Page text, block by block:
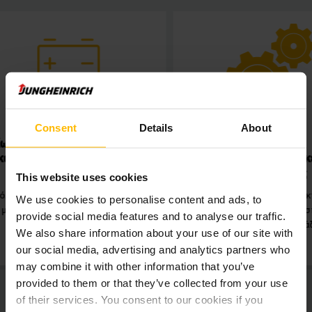
Consent Details About
This website uses cookies
We use cookies to personalise content and ads, to
provide social media features and to analyse our traffic.
We also share information about your use of our site with
our social media, advertising and analytics partners who
may combine it with other information that you’ve
provided to them or that they’ve collected from your use
of their services. You consent to our cookies if you
Χωρητικότητα χειρισμού
απόδοση
Στόλος μηχανημάτων Jungheinrich
με τεχνολογία ιόντων λιθίου.
Διαφανείς
διαδικασίες
υψηλή